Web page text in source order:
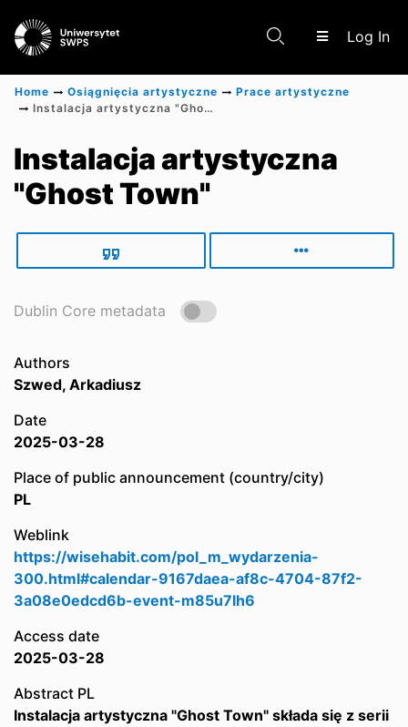
Log In
Scientific research results
Home Osiągnięcia artystyczne
Prace artystyczne
Instalacja artystyczna "Ghost Town"
Instalacja artystyczna
"Ghost Town"
Dublin Core metadata
Authors
Szwed, Arkadiusz
Date
2025-03-28
Place of public announcement (country/city)
PL
Weblink
https://wisehabit.com/pol_m_wydarzenia-
300.html#calendar-9167daea-af8c-4704-87f2-
3a08e0edcd6b-event-m85u7lh6
Access date
2025-03-28
Abstract PL
Instalacja artystyczna "Ghost Town" składa się z serii